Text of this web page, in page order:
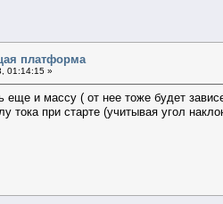
платформа
01:14:15 »
еще и массу ( от нее тоже будет
тока при старте (учитывая угол